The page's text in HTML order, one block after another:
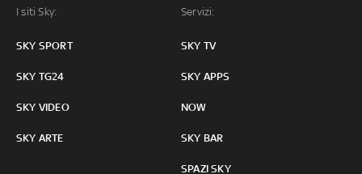
I siti Sky:
SKY SPORT
SKY TG24
SKY VIDEO
SKY ARTE
Servizi:
SKY TV
SKY APPS
NOW
SKY BAR
SPAZI SKY